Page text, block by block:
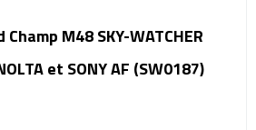
Champ M48 SKY-WATCHER
et SONY AF (SW0187)